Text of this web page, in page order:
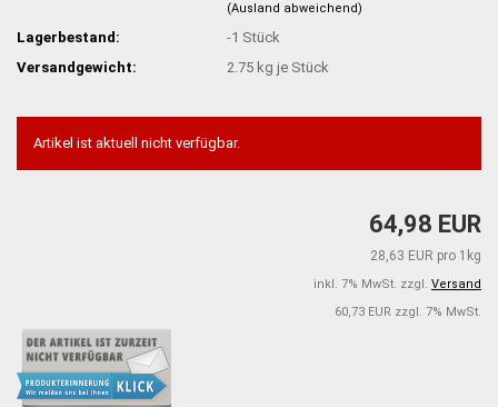
(Ausland abweichend)
Lagerbestand: -1 Stück
Versandgewicht:
2.75 kg je Stück
Artikel ist aktuell nicht verfügbar.
64,98 EUR
28,63 EUR pro 1kg
inkl. 7% MwSt. zzgl. Versand
60,73 EUR zzgl. 7% MwSt.